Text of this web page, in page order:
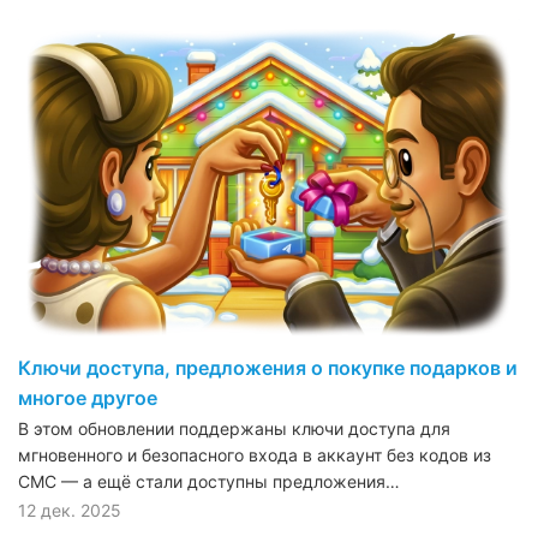
Ключи доступа, предложения о покупке подарков и
многое другое
В этом обновлении поддержаны ключи доступа для
мгновенного и безопасного входа в аккаунт без кодов из
СМС — а ещё стали доступны предложения…
12 дек. 2025